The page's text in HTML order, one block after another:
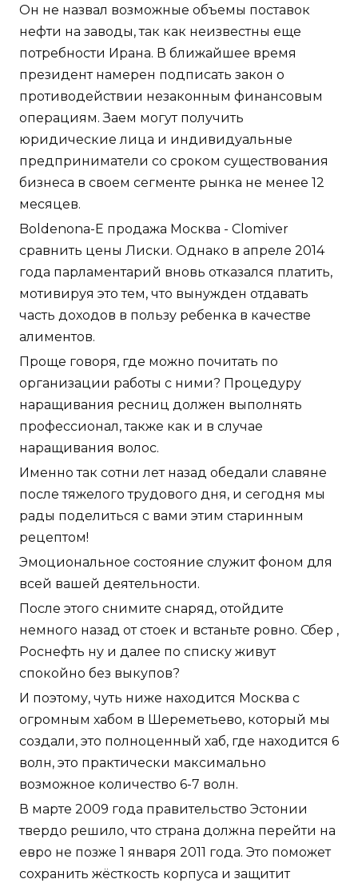
Он не назвал возможные объемы поставок
нефти на заводы, так как неизвестны еще
потребности Ирана. В ближайшее время
президент намерен подписать закон о
противодействии незаконным финансовым
операциям. Заем могут получить
юридические лица и индивидуальные
предприниматели со сроком существования
бизнеса в своем сегменте рынка не менее 12
месяцев.
Boldenona-E продажа Москва - Clomiver
сравнить цены Лиски. Однако в апреле 2014
года парламентарий вновь отказался платить,
мотивируя это тем, что вынужден отдавать
часть доходов в пользу ребенка в качестве
алиментов.
Проще говоря, где можно почитать по
организации работы с ними? Процедуру
наращивания ресниц должен выполнять
профессионал, также как и в случае
наращивания волос.
Именно так сотни лет назад обедали славяне
после тяжелого трудового дня, и сегодня мы
рады поделиться с вами этим старинным
рецептом!
Эмоциональное состояние служит фоном для
всей вашей деятельности.
После этого снимите снаряд, отойдите
немного назад от стоек и встаньте ровно. Сбер ,
Роснефть ну и далее по списку живут
спокойно без выкупов?
И поэтому, чуть ниже находится Москва с
огромным хабом в Шереметьево, который мы
создали, это полноценный хаб, где находится 6
волн, это практически максимально
возможное количество 6-7 волн.
В марте 2009 года правительство Эстонии
твердо решило, что страна должна перейти на
евро не позже 1 января 2011 года. Это поможет
сохранить жёсткость корпуса и защитит